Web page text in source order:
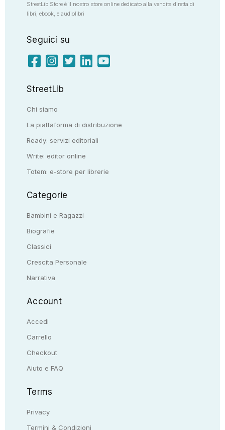
StreetLib Store è il nostro store online dedicato alla vendita diretta di
libri, ebook, e audiolibri
Seguici su
StreetLib
Chi siamo
La piattaforma di distribuzione
Ready: servizi editoriali
Write: editor online
Totem: e-store per librerie
Categorie
Bambini e Ragazzi
Biografie
Classici
Crescita Personale
Narrativa
Account
Accedi
Carrello
Checkout
Aiuto e FAQ
Terms
Privacy
Termini & Condizioni